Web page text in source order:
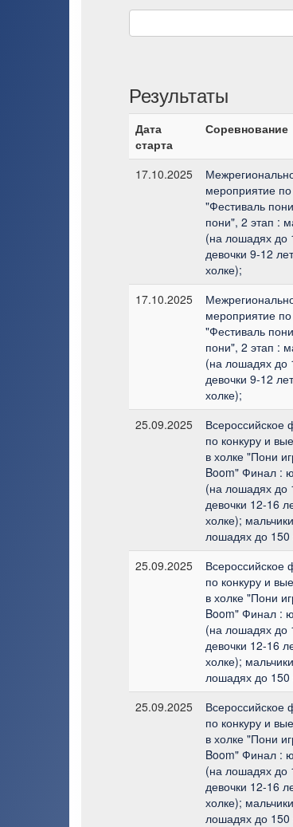
Результаты
Дата
старта
Соревнование
17.10.2025
мероприятие
"Фестиваль
пони", 2 этап :
(на лошадях до
девочки 9-12
холке);
17.10.2025
мероприятие
"Фестиваль
пони", 2 этап :
(на лошадях до
девочки 9-12
холке);
25.09.2025
Всероссийское
по конкуру и
в холке "Пони
Boom" Финал :
(на лошадях до
девочки 12-16
холке);
лошадях до 150
25.09.2025
Всероссийское
по конкуру и
в холке "Пони
Boom" Финал :
(на лошадях до
девочки 12-16
холке);
лошадях до 150
25.09.2025
Всероссийское
по конкуру и
в холке "Пони
Boom" Финал :
(на лошадях до
девочки 12-16
холке);
лошадях до 150